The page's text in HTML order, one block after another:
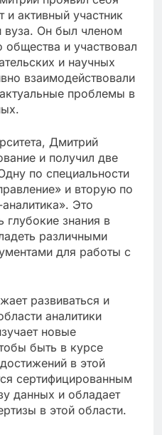
и активный участник
вуза. Он был членом
общества и участвовал
и научных
взаимодействовали
проблемы в
Дмитрий
и получил две
по специальности
и вторую по
Это
глубокие знания в
различными
для работы с
развиваться и
аналитики
новые
быть в курсе
в этой
сертифицированным
данных и обладает
в этой области.